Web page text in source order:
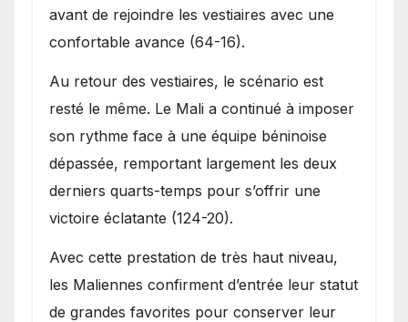
avant de rejoindre les vestiaires avec une
confortable avance (64-16).
Au retour des vestiaires, le scénario est
resté le même. Le Mali a continué à imposer
son rythme face à une équipe béninoise
dépassée, remportant largement les deux
derniers quarts-temps pour s’offrir une
victoire éclatante (124-20).
Avec cette prestation de très haut niveau,
les Maliennes confirment d’entrée leur statut
de grandes favorites pour conserver leur